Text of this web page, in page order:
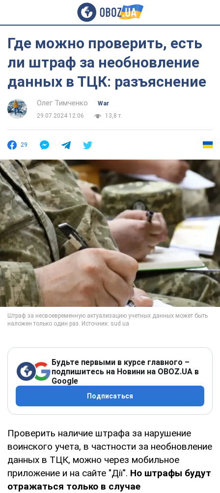
Где можно проверить, есть
ли штраф за необновление
данных в ТЦК: разъяснение
Олег Тимченко
War
29.07.2024 12:06
13,8 т.
29
Будьте первыми в курсе главного –
подпишитесь на Новини на OBOZ.UA в
Google
Подписаться
Проверить наличие штрафа за нарушение
воинского учета, в частности за необновление
данных в ТЦК, можно через мобильное
приложение и на сайте "Дії". Но штрафы будут
отражаться только в случае